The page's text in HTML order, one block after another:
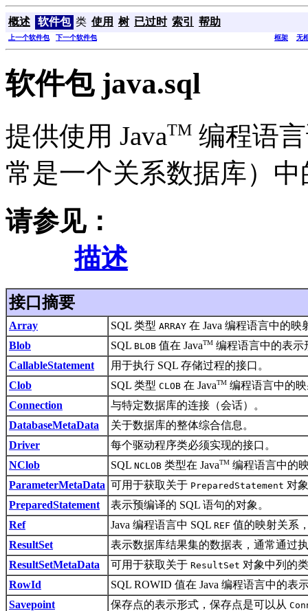
概述 软件包 类 使用 树 已过时 索引 帮助
上一个软件包 下一个软件包 框架 无
软件包 java.sql
提供使用 JavaTM 编程语
常是一个关系数据库）
请参见：
描述
接口摘要
Array SQL 类型 ARRAY 在 Java 编程语言中的映
Blob
SQL BLOB 值在 JavaTM 编程语言中的表示
CallableStatement
用于执行 SQL 存储过程的接口。
Clob
SQL 类型 CLOB 在 JavaTM 编程语言中的
Connection
与特定数据库的连接（会话）。
DatabaseMetaData
关于数据库的整体综合信息。
Driver
每个驱动程序类必须实现的接口。
NClob
SQL NCLOB 类型在 JavaTM 编程语言中的
ParameterMetaData 可用于获取关于 PreparedStatement 对
PreparedStatement
表示预编译的 SQL 语句的对象。
Ref
Java 编程语言中 SQL REF 值的映射关系
ResultSet
表示数据库结果集的数据表，通常通过
ResultSetMetaData
可用于获取关于 ResultSet 对象中列的
RowId
SQL ROWID 值在 Java 编程语言中的表
Savepoint
保存点的表示形式，保存点是可以从